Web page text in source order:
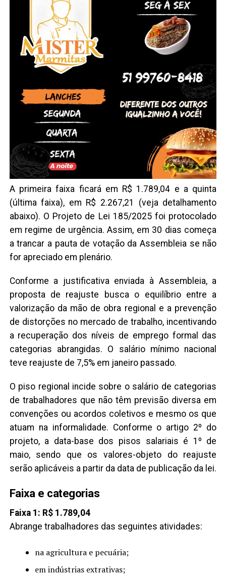
A primeira faixa ficará em R$ 1.789,04 e a quinta
(última faixa), em R$ 2.267,21 (veja detalhamento
abaixo). O Projeto de Lei 185/2025 foi protocolado
em regime de urgência. Assim, em 30 dias começa
a trancar a pauta de votação da Assembleia se não
for apreciado em plenário.
Conforme a justificativa enviada à Assembleia, a
proposta de reajuste busca o equilíbrio entre a
valorização da mão de obra regional e a prevenção
de distorções no mercado de trabalho, incentivando
a recuperação dos níveis de emprego formal das
categorias abrangidas. O salário mínimo nacional
teve reajuste de 7,5% em janeiro passado.
O piso regional incide sobre o salário de categorias
de trabalhadores que não têm previsão diversa em
convenções ou acordos coletivos e mesmo os que
atuam na informalidade. Conforme o artigo 2º do
projeto, a data-base dos pisos salariais é 1º de
maio, sendo que os valores-objeto do reajuste
serão aplicáveis a partir da data de publicação da lei.
Faixa e categorias
Faixa 1: R$ 1.789,04
Abrange trabalhadores das seguintes atividades:
na agricultura e pecuária;
em indústrias extrativas;